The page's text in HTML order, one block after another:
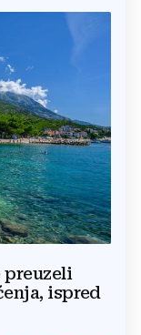
preuzeli
ispred